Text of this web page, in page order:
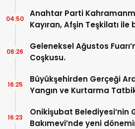
Anahtar Parti
Kayıran, Afşin Teşkilatı ile
04:50
Geleneksel Ağustos
Coşkusu.
06:26
Büyükşehirden Gerçeği
Yangın ve Kurtarma
16:25
Onikişubat Belediyesi’nin
Bakımevi’nde yeni
16:23